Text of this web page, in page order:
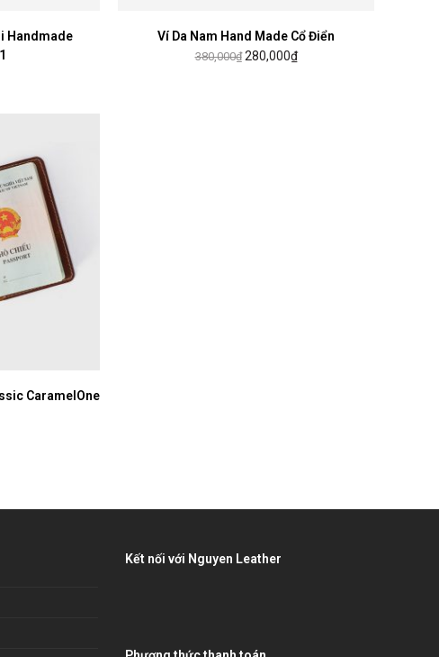
CHỌN
Handmade
MUA HÀNG
Ví Da Nam Hand Made Cổ Điển
380,000₫ 280,000₫
CaramelOne
Kết nối với Nguyen Leather